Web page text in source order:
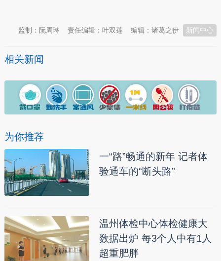
新闻中心
编辑：诸葛之伊
责任编辑：叶双莲
监制：阮周琳
相关新闻
为你推荐
一“路”畅通的新年 记者体
验通车的“断头路”
温州体检中心体检健康大
数据出炉 每3个人中有1人
超重肥胖